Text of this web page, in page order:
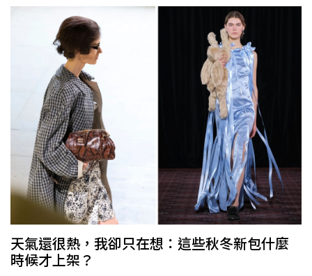
天氣還很熱，我卻只在想：這些秋冬新包什麼
時候才上架？